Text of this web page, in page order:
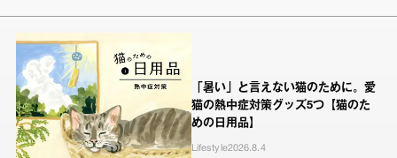
「暑い」と言えない猫のために。愛
猫の熱中症対策グッズ5つ【猫のた
めの日用品】
Lifestyle2026.8.4